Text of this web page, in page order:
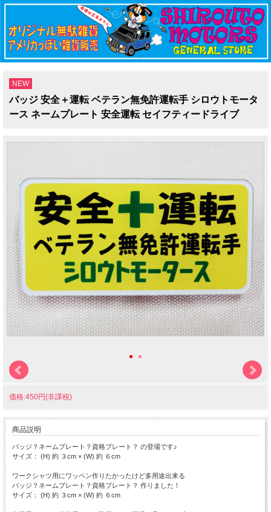
NEW
バッジ 安全＋運転 ベテラン無免許運転手 シロウトモータ
ース ネームプレート 安全運転 セイフティードライブ
価格:450円(非課税)
商品説明
バッジ？ネームプレート？資格プレート？ の登場です♪
サイズ： (H) 約 ３cm × (W) 約 ６cm
ワークシャツ用にワッペン作りたかったけど多用途出来る
バッジ？ネームプレート？資格プレート？ 作りました！
サイズ： (H) 約 ３cm × (W) 約 ６cm